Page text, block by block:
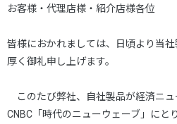
お客様・代理店様・紹介店様各位
皆様におかれましては、日頃より当
厚く御礼申し上げます。
このたび弊社、自社製品が経済ニ
CNBC「時代のニューウェーブ」にと